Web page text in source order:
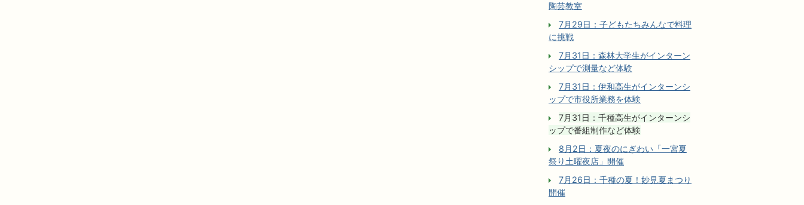
陶芸教室
7月29日：子どもたちみんなで料理
に挑戦
7月31日：森林大学生がインターン
シップで測量など体験
7月31日：伊和高生がインターンシ
ップで市役所業務を体験
7月31日：千種高生がインターンシ
ップで番組制作など体験
8月2日：夏夜のにぎわい「一宮夏
祭り土曜夜店」開催
7月26日：千種の夏！妙見夏まつり
開催